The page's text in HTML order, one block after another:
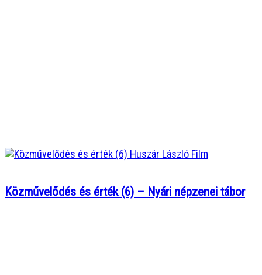
Közművelődés és érték (6) – Nyári népzenei tábor